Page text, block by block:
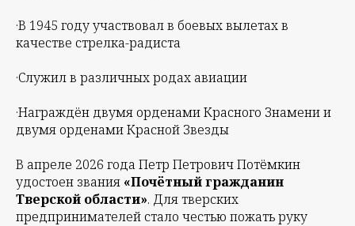
·В 1945 году участвовал в боевых вылетах в
качестве стрелка-радиста
·Служил в различных родах авиации
·Награждён двумя орденами Красного Знамени и
двумя орденами Красной Звезды
В апреле 2026 года Петр Петрович Потёмкин
удостоен звания «Почётный гражданин
Тверской области». Для тверских
предпринимателей стало честью пожать руку